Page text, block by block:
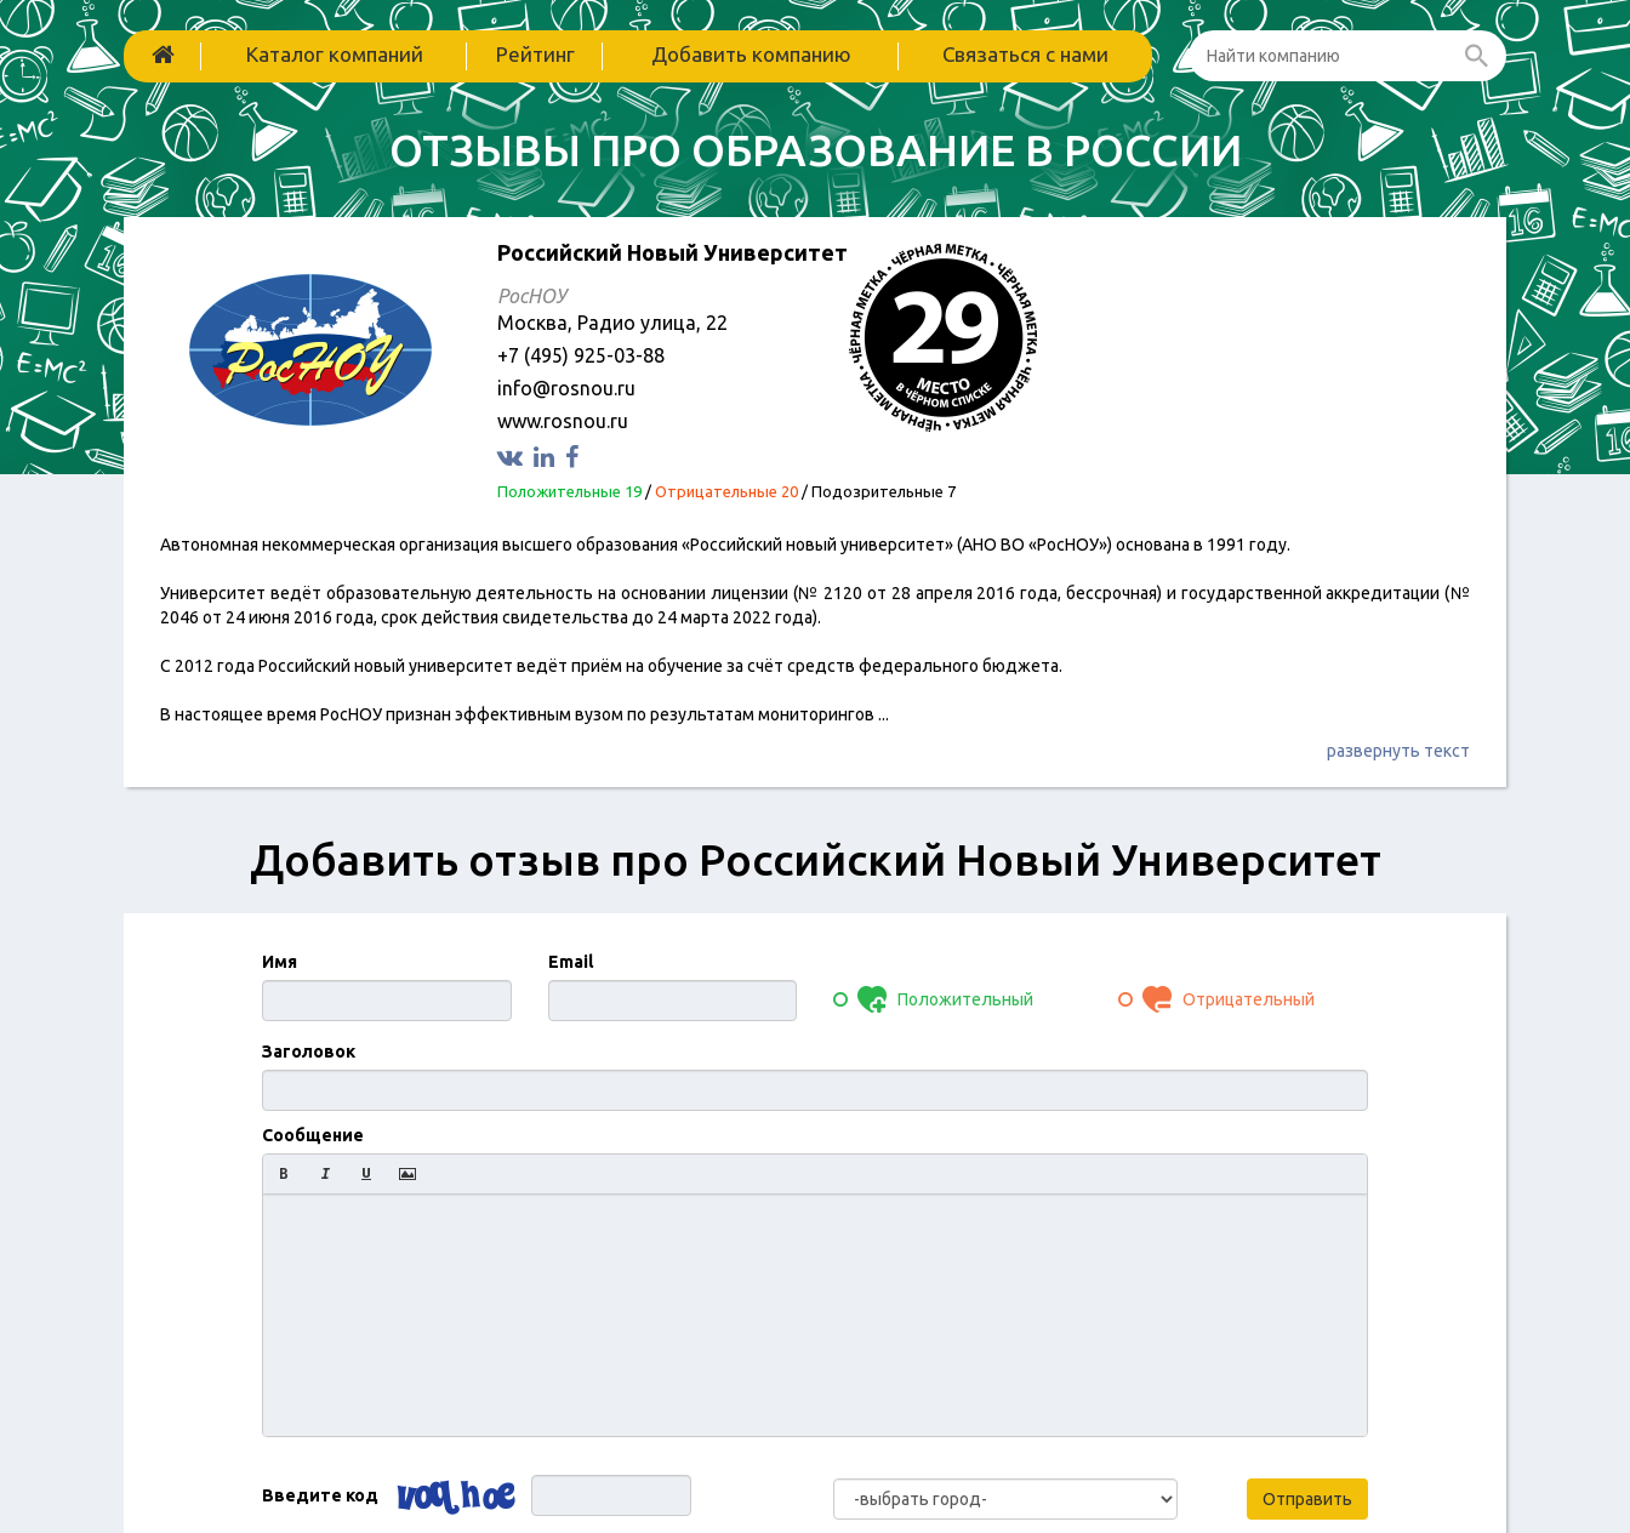
Каталог компаний Рейтинг Добавить компанию Связаться с нами
ОТЗЫВЫ ПРО ОБРАЗОВАНИЕ В РОССИИ
Российский Новый Университет
РосНОУ
Москва, Радио улица, 22
+7 (495) 925-03-88
info@rosnou.ru
www.rosnou.ru
Положительные 19/ Отрицательные 20/ Подозрительные 7
Автономная некоммерческая организация высшего образования «Российский новый университет» (АНО ВО «РосНОУ») основана в 1991 году.
Университет ведёт образовательную деятельность на основании лицензии (№ 2120 от 28 апреля 2016 года, бессрочная) и государственной аккредитации (№
2046 от 24 июня 2016 года, срок действия свидетельства до 24 марта 2022 года).
С 2012 года Российский новый университет ведёт приём на обучение за счёт средств федерального бюджета.
В настоящее время РосНОУ признан эффективным вузом по результатам мониторингов ...
развернуть текст
Добавить отзыв про Российский Новый Университет
Имя
Email
Положительный
Отрицательный
Заголовок
Сообщение
Введите код Отправить